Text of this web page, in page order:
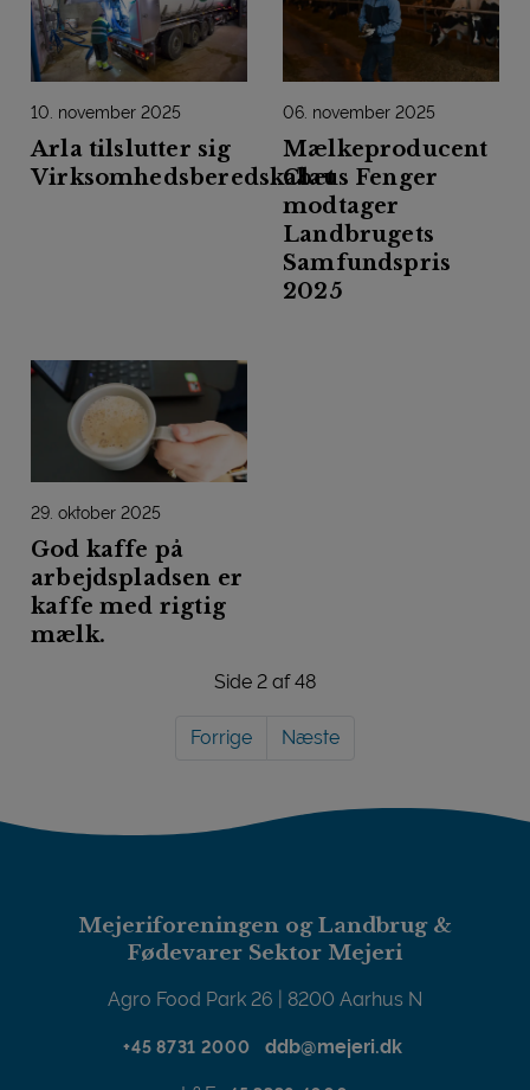
10. november 2025
Arla tilslutter sig
Virksomhedsberedskabet
06. november 2025
Mælkeproducent
Claus Fenger
modtager
Landbrugets
Samfundspris
2025
29. oktober 2025
God kaffe på
arbejdspladsen er
kaffe med rigtig
mælk.
Side 2 af 48
Forrige Næste
Mejeriforeningen og Landbrug &
Fødevarer Sektor Mejeri
Agro Food Park 26 | 8200 Aarhus N
+45 8731 2000 ddb@mejeri.dk